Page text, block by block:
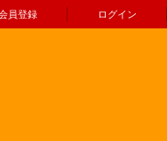
員登録 ログイン